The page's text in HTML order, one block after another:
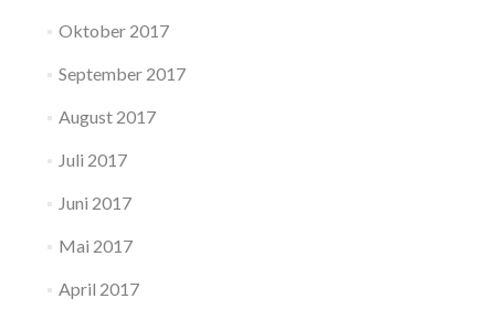
Oktober 2017
September 2017
August 2017
Juli 2017
Juni 2017
Mai 2017
April 2017